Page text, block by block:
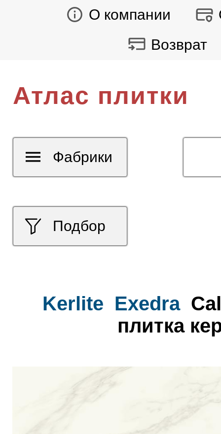
О компании
Возврат
Атлас плитки
Подбор
Фабрики
Kerlite Exedra
плитка